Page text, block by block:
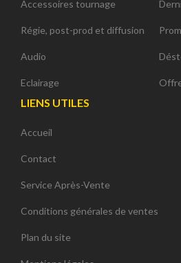
Accessoires tournage
Régie, post-prod et diffusion
Audio
Eclairage
LIENS UTILES
Accueil
Contact
Service Après-Vente
Conditions générales de ventes
Plan du site